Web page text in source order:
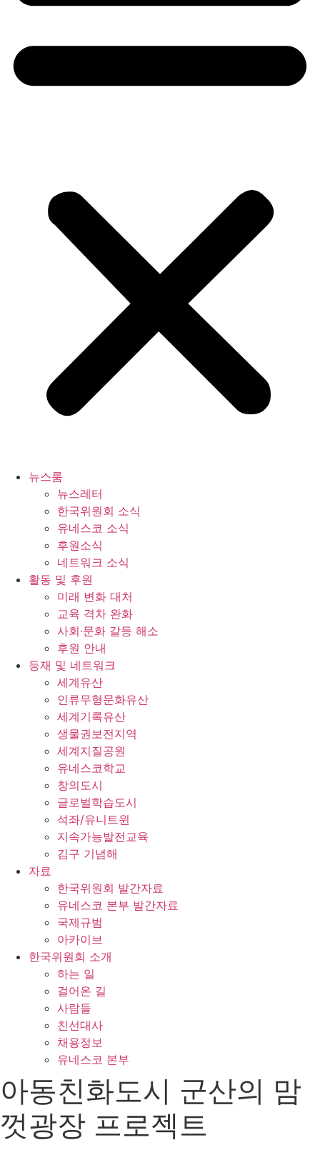
뉴스룸
뉴스레터
한국위원회 소식
유네스코 소식
후원소식
네트워크 소식
활동 및 후원
미래 변화 대처
교육 격차 완화
사회∙문화 갈등 해소
후원 안내
등재 및 네트워크
세계유산
인류무형문화유산
세계기록유산
생물권보전지역
세계지질공원
유네스코학교
창의도시
글로벌학습도시
석좌/유니트윈
지속가능발전교육
김구 기념해
자료
한국위원회 발간자료
유네스코 본부 발간자료
국제규범
아카이브
한국위원회 소개
하는 일
걸어온 길
사람들
친선대사
채용정보
유네스코 본부
아동친화도시 군산의 맘
껏광장 프로젝트